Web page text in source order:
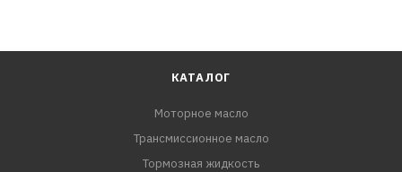
КАТАЛОГ
Моторное масло
Трансмиссионное масло
Тормозная жидкость